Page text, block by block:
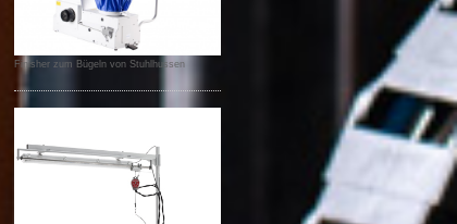
Finisher zum Bügeln von Stuhlhussen